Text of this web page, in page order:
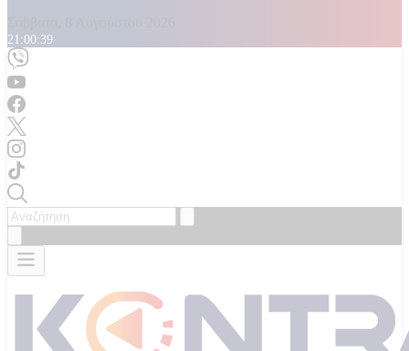
21:00:42